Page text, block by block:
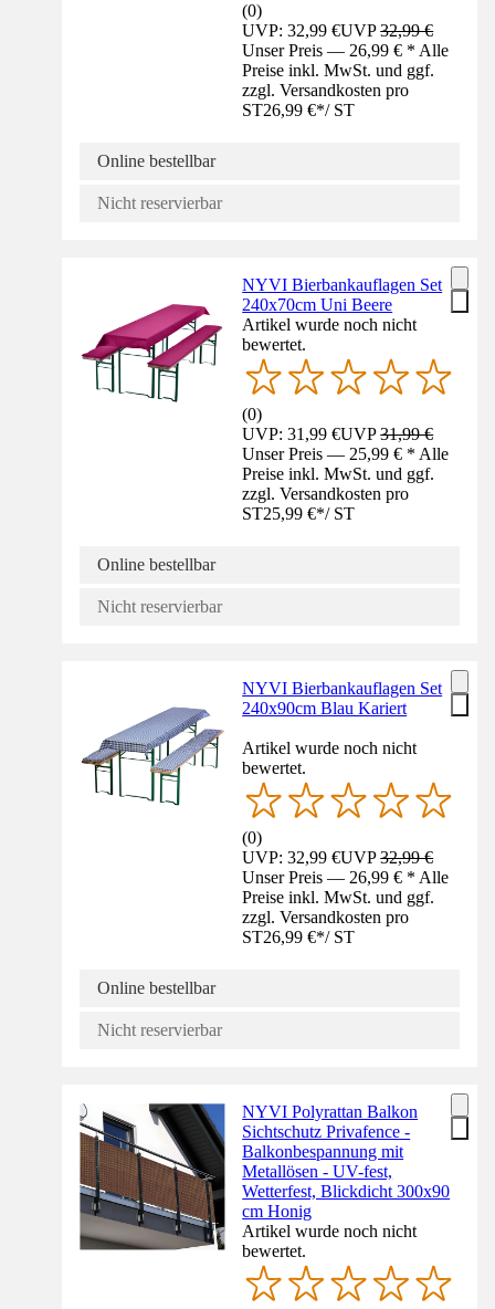
(0)
UVP: 32,99 €UVP32,99 €
Unser Preis — 26,99 € * Alle
Preise inkl. MwSt. und ggf.
zzgl. Versandkosten pro
ST26,99 €*/ ST
Online bestellbar
Nicht reservierbar
NYVI Bierbankauflagen Set
240x70cm Uni Beere
Artikel wurde noch nicht
bewertet.
(0)
UVP: 31,99 €UVP31,99 €
Unser Preis — 25,99 € * Alle
Preise inkl. MwSt. und ggf.
zzgl. Versandkosten pro
ST25,99 €*/ ST
Online bestellbar
Nicht reservierbar
NYVI Bierbankauflagen Set
240x90cm Blau Kariert
Artikel wurde noch nicht
bewertet.
(0)
UVP: 32,99 €UVP32,99 €
Unser Preis — 26,99 € * Alle
Preise inkl. MwSt. und ggf.
zzgl. Versandkosten pro
ST26,99 €*/ ST
Online bestellbar
Nicht reservierbar
NYVI Polyrattan Balkon
Sichtschutz Privafence -
Balkonbespannung mit
Metallösen - UV-fest,
Wetterfest, Blickdicht 300x90
cm Honig
Artikel wurde noch nicht
bewertet.